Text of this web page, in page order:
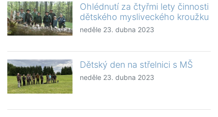
Ohlédnutí za čtyřmi lety činnosti
dětského mysliveckého kroužku
neděle 23. dubna 2023
Dětský den na střelnici s MŠ
neděle 23. dubna 2023